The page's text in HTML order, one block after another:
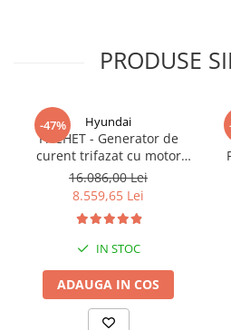
PRODUSE
-47% Hyundai
PACHET - Generator de
curent trifazat cu motor
diesel Hyundai DHY8600SE-
T, putere motor 12 CP,
tensiune 380 / 220 V +
Automatizare trifazata
16.086,00 Lei
8.559,65 Lei
IN STOC
ADAUGA IN COS